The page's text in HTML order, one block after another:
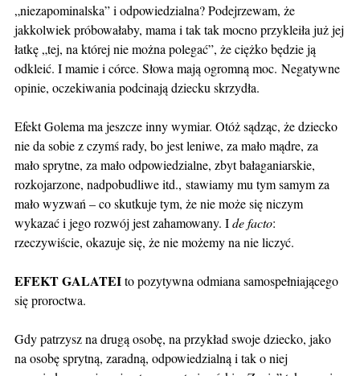
„niezapominalska” i odpowiedzialna? Podejrzewam, że
jakkolwiek próbowałaby, mama i tak tak mocno przykleiła już jej
łatkę „tej, na której nie można polegać”, że ciężko będzie ją
odkleić. I mamie i córce. Słowa mają ogromną moc. Negatywne
opinie, oczekiwania podcinają dziecku skrzydła.
Efekt Golema ma jeszcze inny wymiar. Otóż sądząc, że dziecko
nie da sobie z czymś rady, bo jest leniwe, za mało mądre, za
mało sprytne, za mało odpowiedzialne, zbyt bałaganiarskie,
rozkojarzone, nadpobudliwe itd., stawiamy mu tym samym za
mało wyzwań – co skutkuje tym, że nie może się niczym
wykazać i jego rozwój jest zahamowany. Ide facto:
rzeczywiście, okazuje się, że nie możemy na nie liczyć.
EFEKT GALATEIto pozytywna odmiana samospełniającego
się proroctwa.
Gdy patrzysz na drugą osobę, na przykład swoje dziecko, jako
na osobę sprytną, zaradną, odpowiedzialną i tak o niej